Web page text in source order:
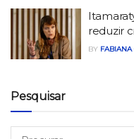
reduzir
BY
Pesquisar